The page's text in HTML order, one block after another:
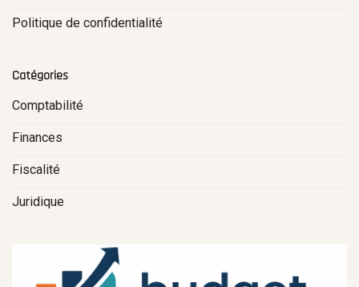
Politique de confidentialité
Catégories
Comptabilité
Finances
Fiscalité
Juridique